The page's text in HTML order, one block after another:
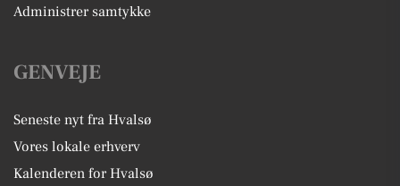
Administrer samtykke
GENVEJE
Seneste nyt fra Hvalsø
Vores lokale erhverv
Kalenderen for Hvalsø